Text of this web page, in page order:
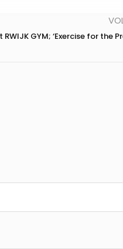
RWIJK GYM; ‘Exercise for the